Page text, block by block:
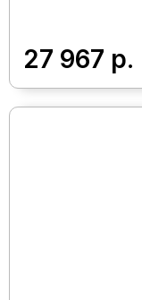
27 967 р.